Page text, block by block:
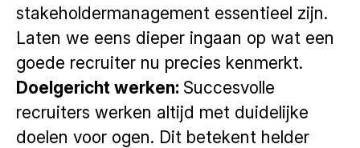
stakeholdermanagement essentieel zijn.
Laten we eens dieper ingaan op wat een
goede recruiter nu precies kenmerkt.
Doelgericht werken: Succesvolle
recruiters werken altijd met duidelijke
doelen voor ogen. Dit betekent helder